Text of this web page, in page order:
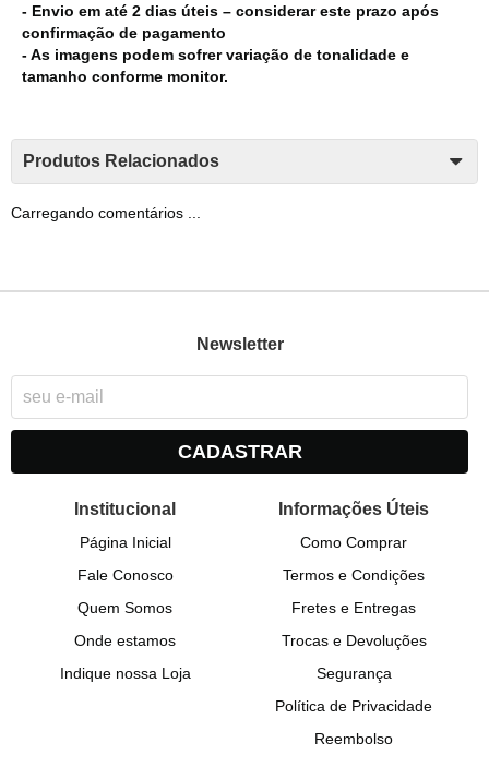
- Envio em até 2 dias úteis – considerar este prazo após
confirmação de pagamento
- As imagens podem sofrer variação de tonalidade e
tamanho conforme monitor.
Produtos Relacionados
Carregando comentários ...
Newsletter
CADASTRAR
Institucional
Página Inicial
Fale Conosco
Quem Somos
Onde estamos
Indique nossa Loja
Informações Úteis
Como Comprar
Termos e Condições
Fretes e Entregas
Trocas e Devoluções
Segurança
Política de Privacidade
Reembolso